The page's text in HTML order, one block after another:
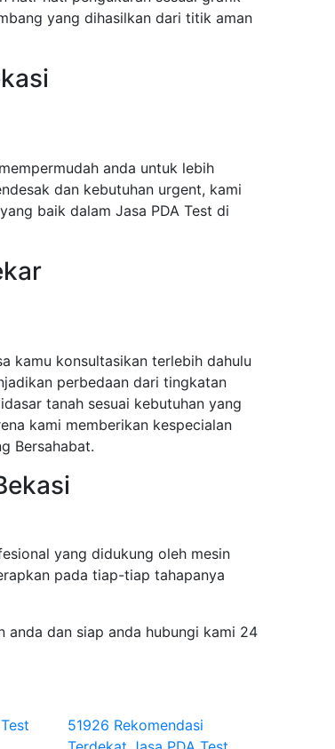
yang dihasilkan dari titik aman
anda untuk lebih
dan kebutuhan urgent, kami
baik dalam Jasa PDA Test di
kamu konsultasikan terlebih dahulu
perbedaan dari tingkatan
tanah sesuai kebutuhan yang
kami memberikan kespecialan
Bersahabat.
yang didukung oleh mesin
pada tiap-tiap tahapanya
anda dan siap anda hubungi kami 24
51926 Rekomendasi